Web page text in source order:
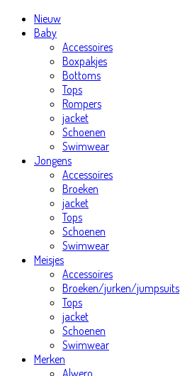
Nieuw
Baby
Accessoires
Boxpakjes
Bottoms
Tops
Rompers
jacket
Schoenen
Swimwear
Jongens
Accessoires
Broeken
jacket
Tops
Schoenen
Swimwear
Meisjes
Accessoires
Broeken/jurken/jumpsuits
Tops
jacket
Schoenen
Swimwear
Merken
Alwero